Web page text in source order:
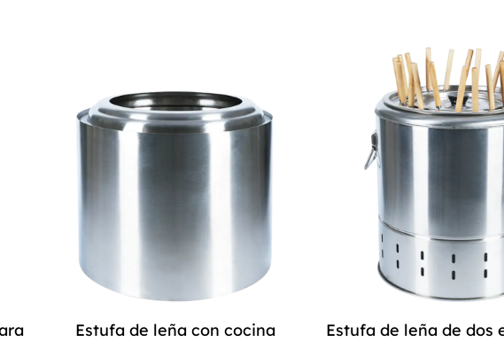
y eficiente con Fire Stove. Su innovador diseño promueve
el impacto ambiental y mejorando el confort. Dígale
disfrutar de sus experiencias al aire libre sin interrupciones no
utilizando las poderosas capacidades de calefacción de
puedes hervir agua rápidamente, cocinar o simplemente
sea que esté en la naturaleza o en su patio trasero, esta estufa
Estufa de leña con cocina
Estufa de leña de dos